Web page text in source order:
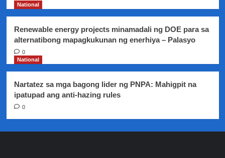
National
Renewable energy projects minamadali ng DOE para sa
alternatibong mapagkukunan ng enerhiya – Palasyo
0
National
Nartatez sa mga bagong lider ng PNPA: Mahigpit na
ipatupad ang anti-hazing rules
0